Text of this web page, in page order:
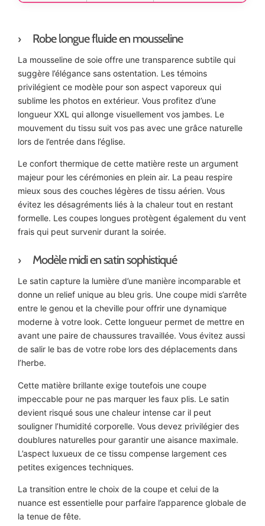
Robe longue fluide en mousseline
La mousseline de soie offre une transparence subtile qui
suggère l’élégance sans ostentation. Les témoins
privilégient ce modèle pour son aspect vaporeux qui
sublime les photos en extérieur. Vous profitez d’une
longueur XXL qui allonge visuellement vos jambes. Le
mouvement du tissu suit vos pas avec une grâce naturelle
lors de l’entrée dans l’église.
Le confort thermique de cette matière reste un argument
majeur pour les cérémonies en plein air. La peau respire
mieux sous des couches légères de tissu aérien. Vous
évitez les désagréments liés à la chaleur tout en restant
formelle. Les coupes longues protègent également du vent
frais qui peut survenir durant la soirée.
Modèle midi en satin sophistiqué
Le satin capture la lumière d’une manière incomparable et
donne un relief unique au bleu gris. Une coupe midi s’arrête
entre le genou et la cheville pour offrir une dynamique
moderne à votre look. Cette longueur permet de mettre en
avant une paire de chaussures travaillée. Vous évitez aussi
de salir le bas de votre robe lors des déplacements dans
l’herbe.
Cette matière brillante exige toutefois une coupe
impeccable pour ne pas marquer les faux plis. Le satin
devient risqué sous une chaleur intense car il peut
souligner l’humidité corporelle. Vous devez privilégier des
doublures naturelles pour garantir une aisance maximale.
L’aspect luxueux de ce tissu compense largement ces
petites exigences techniques.
La transition entre le choix de la coupe et celui de la
nuance est essentielle pour parfaire l’apparence globale de
la tenue de fête.